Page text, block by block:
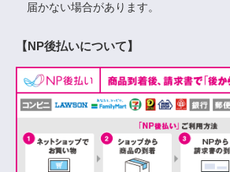
届かない場合があります。
【NP後払いについて】